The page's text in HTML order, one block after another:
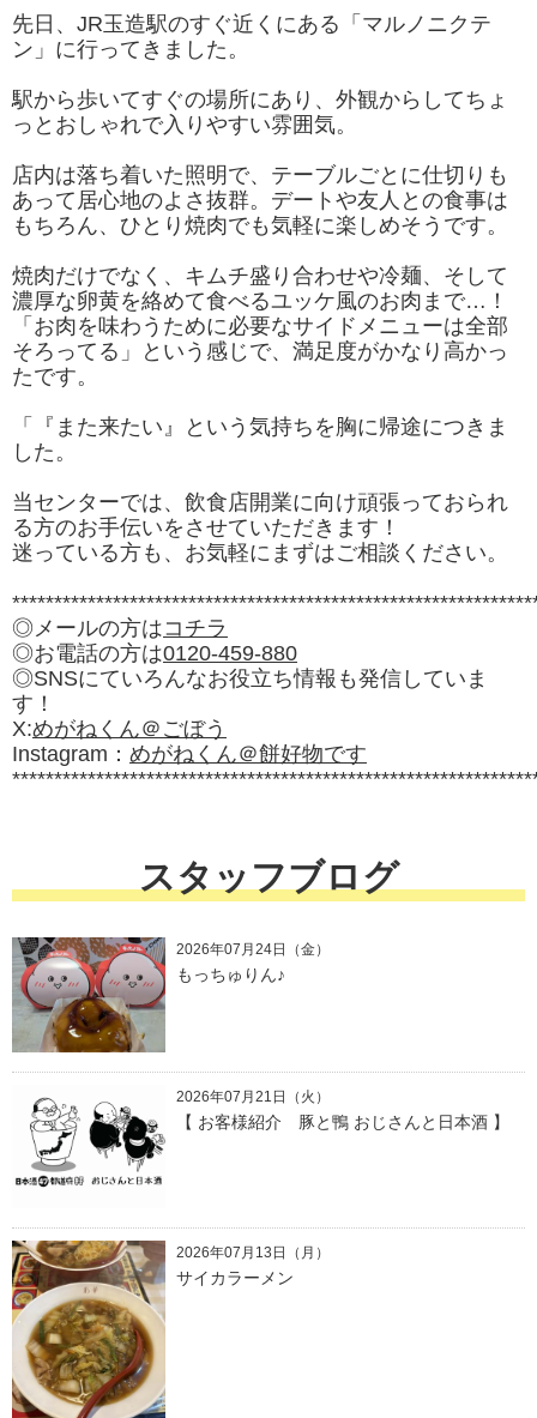
先日、JR玉造駅のすぐ近くにある「マルノニクテ
ン」に行ってきました。
駅から歩いてすぐの場所にあり、外観からしてちょ
っとおしゃれで入りやすい雰囲気。
店内は落ち着いた照明で、テーブルごとに仕切りも
あって居心地のよさ抜群。デートや友人との食事は
もちろん、ひとり焼肉でも気軽に楽しめそうです。
焼肉だけでなく、キムチ盛り合わせや冷麺、そして
濃厚な卵黄を絡めて食べるユッケ風のお肉まで…！
「お肉を味わうために必要なサイドメニューは全部
そろってる」という感じで、満足度がかなり高かっ
たです。
「『また来たい』という気持ちを胸に帰途につきま
した。
当センターでは、飲食店開業に向け頑張っておられ
る方のお手伝いをさせていただきます！
迷っている方も、お気軽にまずはご相談ください。
◎メールの方はコチラ
◎お電話の方は0120-459-880
◎SNSにていろんなお役立ち情報も発信していま
す！
X:めがねくん＠ごぼう
Instagram： めがねくん＠餅好物です
スタッフブログ
2026年07月24日（金）
もっちゅりん♪
2026年07月21日（火）
【 お客様紹介 豚と鴨 おじさんと日本酒 】
2026年07月13日（月）
サイカラーメン